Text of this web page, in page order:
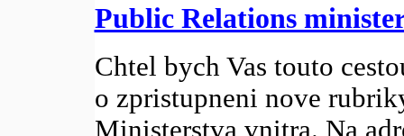
Public Relations
Chtel bych Vas touto
o zpristupneni nove